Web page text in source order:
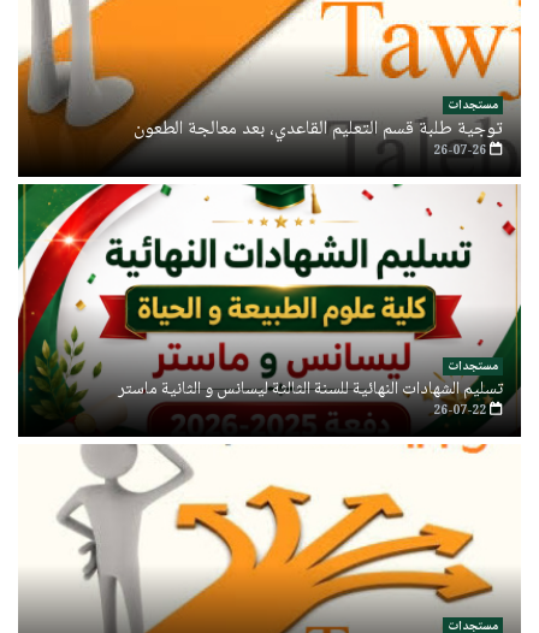
مستجدات
توجية طلبة قسم التعليم القاعدي، بعد معالجة الطعون
26-07-26
مستجدات
تسليم الشهادات النهائية للسنة الثالثة ليسانس و الثانية ماستر
26-07-22
مستجدات